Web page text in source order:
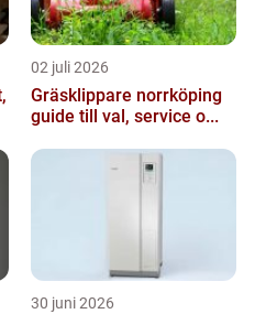
02 juli 2026
Gräsklippare norrköping
guide till val, service o...
30 juni 2026